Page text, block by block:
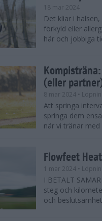
18 mar 2024
Det kliar i
förkyld eller
här och jobbiga
(eller
8 mar 2024 •
Att springa
springa dem
när vi tränar
Flowfeet
1 mar 2024 •
I BETALT
steg och
och